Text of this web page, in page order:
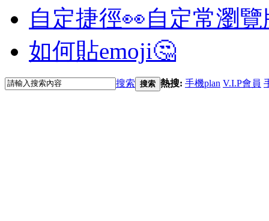
自定捷徑👀自定常瀏
如何貼emoji🤔
搜索 搜索 熱搜: 手機plan V.I.P會員